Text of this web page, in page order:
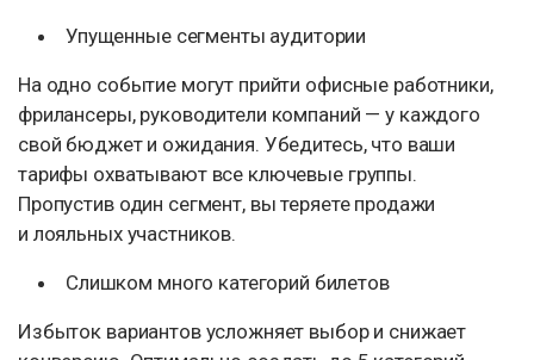
Упущенные сегменты аудитории
На одно событие могут прийти офисные работники,
фрилансеры, руководители компаний — у каждого
свой бюджет и ожидания. Убедитесь, что ваши
тарифы охватывают все ключевые группы.
Пропустив один сегмент, вы теряете продажи
и лояльных участников.
Слишком много категорий билетов
Избыток вариантов усложняет выбор и снижает